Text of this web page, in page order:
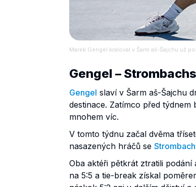
Marek Gengel kraloval v Šarm aš-Šajchu už
Gengel –
Gengel slaví v Šarm aš-Šajchu
destinace. Zatímco před
mnohem víc.
V tomto týdnu začal dvěma
nasazených hráčů se
Oba aktéři pětkrát ztratili podání
na 5:5 a tie-break získal